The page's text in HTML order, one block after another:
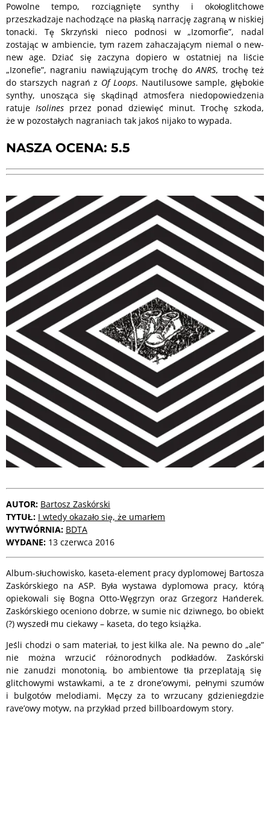
Powolne tempo, rozciągnięte synthy i okołoglitchowe
przeszkadzaje nachodzące na płaską narrację zagraną w niskiej
tonacki. Tę Skrzyński nieco podnosi w „Izomorfie”, nadal
zostając w ambiencie, tym razem zahaczającym niemal o new-
new age. Dziać się zaczyna dopiero w ostatniej na liście
„Izonefie”, nagraniu nawiązującym trochę doANRS, trochę też
do starszych nagrań z Of Loops. Nautilusowe sample, głębokie
synthy, unosząca się skądinąd atmosfera niedopowiedzenia
ratuje Isolines przez ponad dziewięć minut. Trochę szkoda,
że w pozostałych nagraniach tak jakoś nijako to wypada.
NASZA OCENA: 5.5
AUTOR: Bartosz Zaskórski
TYTUŁ: I wtedy okazało się, że umarłem
WYTWÓRNIA: BDTA
WYDANE: 13 czerwca 2016
Album-słuchowisko, kaseta-element pracy dyplomowej Bartosza
Zaskórskiego na ASP. Była wystawa dyplomowa pracy, którą
opiekowali się Bogna Otto-Węgrzyn oraz Grzegorz Hańderek.
Zaskórskiego oceniono dobrze, w sumie nic dziwnego, bo obiekt
(?) wyszedł mu ciekawy – kaseta, do tego książka.
Jeśli chodzi o sam materiał, to jest kilka ale. Na pewno do „ale”
nie można wrzucić różnorodnych podkładów. Zaskórski
nie zanudzi monotonią, bo ambientowe tła przeplatają się
glitchowymi wstawkami, a te z drone’owymi, pełnymi szumów
i bulgotów melodiami. Męczy za to wrzucany gdzieniegdzie
rave’owy motyw, na przykład przed billboardowym story.